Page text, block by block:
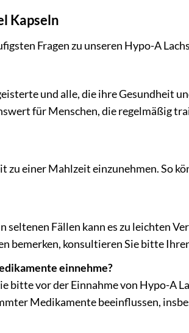
Kapseln
Fragen zu unseren Hypo-A
und alle, die ihre Gesundheit
für Menschen, die regelmäßig
einer Mahlzeit einzunehmen. So
seltenen Fällen kann es zu leichten
bemerken, konsultieren Sie bitte
einnehme?
bitte vor der Einnahme von Hypo-A
Medikamente beeinflussen,